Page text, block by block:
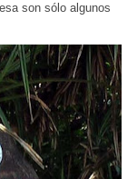
son sólo algunos